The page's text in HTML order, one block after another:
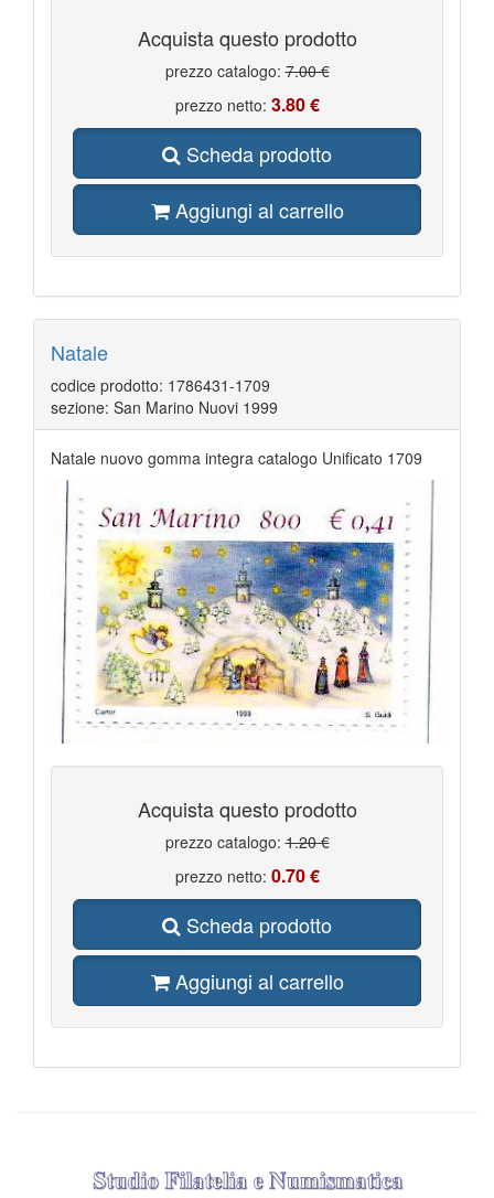
Acquista questo prodotto
prezzo catalogo:7.00 €
prezzo netto: 3.80 €
Scheda prodotto
Aggiungi al carrello
Natale
codice prodotto: 1786431-1709
sezione: San Marino Nuovi 1999
Natale nuovo gomma integra catalogo Unificato 1709
Acquista questo prodotto
prezzo catalogo:1.20 €
prezzo netto: 0.70 €
Scheda prodotto
Aggiungi al carrello